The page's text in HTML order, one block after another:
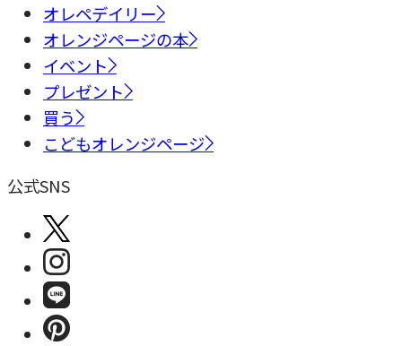
オレペデイリー
オレンジページの本
イベント
プレゼント
買う
こどもオレンジページ
公式SNS